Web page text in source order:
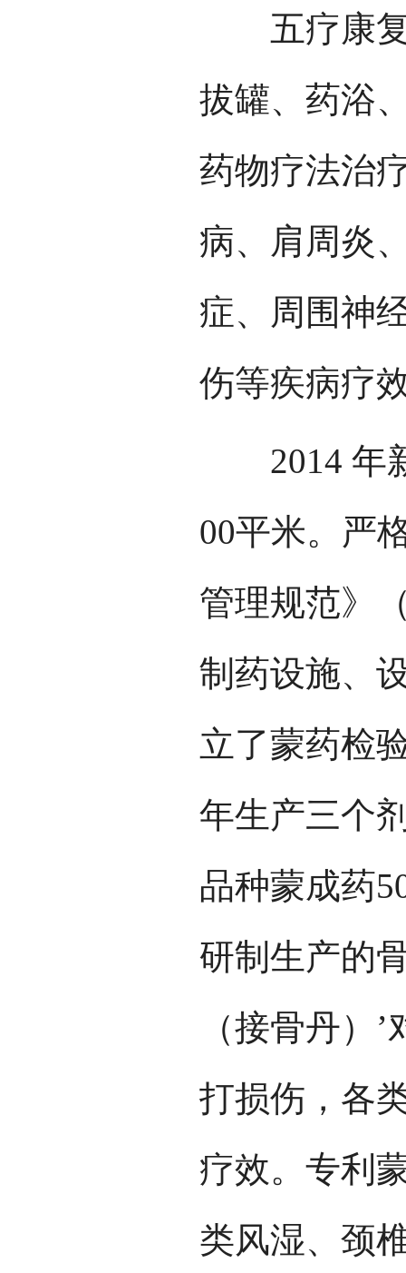
五疗康复
拔罐、药浴
药物疗法治
病、肩周炎
症、周围神
伤等疾病疗
2014 年新
00平米。严
管理规范》
制药设施、
立了蒙药检
年生产三个
品种蒙成药
研制生产的
（接骨丹）
打损伤，各
疗效。专利
类风湿、颈